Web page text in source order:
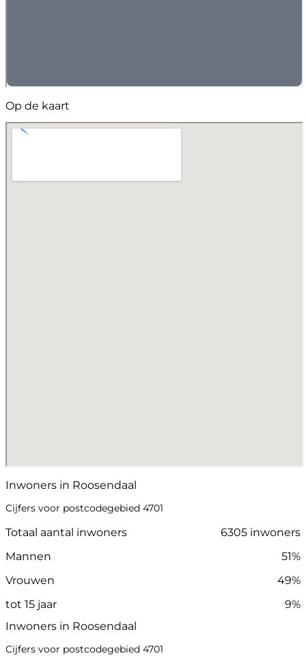
Op de kaart
Inwoners in Roosendaal
Cijfers voor postcodegebied 4701
Totaal aantal inwoners
6305 inwoners
Mannen
51%
Vrouwen
49%
tot 15 jaar
9%
Inwoners in Roosendaal
Cijfers voor postcodegebied 4701